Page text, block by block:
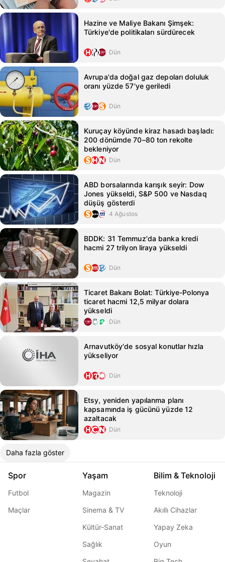
Hazine ve Maliye Bakanı Şimşek:
Türkiye'de politikaları sürdürecek
Dün
Avrupa'da doğal gaz depoları doluluk
oranı yüzde 57'ye geriledi
Dün
Kuruçay köyünde kiraz hasadı başladı:
200 dönümde 70–80 ton rekolte
bekleniyor
Dün
ABD borsalarında karışık seyir: Dow
Jones yükseldi, S&P 500 ve Nasdaq
düşüş gösterdi
4 Ağustos
BDDK: 31 Temmuz'da banka kredi
hacmi 27 trilyon liraya yükseldi
Dün
Ticaret Bakanı Bolat: Türkiye-Polonya
ticaret hacmi 12,5 milyar dolara
yükseldi
Dün
Arnavutköy'de sosyal konutlar hızla
yükseliyor
Dün
Etsy, yeniden yapılanma planı
kapsamında iş gücünü yüzde 12
azaltacak
Dün
Daha fazla göster
Spor
Futbol
Maçlar
Yaşam
Magazin
Sinema & TV
Kültür-Sanat
Sağlık
Bilim & Teknoloji
Teknoloji
Akıllı Cihazlar
Yapay Zeka
Oyun